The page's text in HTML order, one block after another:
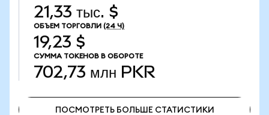
21,33 тыс. $
ОБЪЕМ ТОРГОВЛИ (24 Ч)
19,23 $
СУММА ТОКЕНОВ В ОБОРОТЕ
702,73 млн PKR
ПОСМОТРЕТЬ БОЛЬШЕ СТАТИСТИКИ